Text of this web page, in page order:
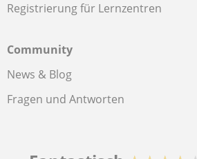
Registrierung für Lernzentren
Community
News & Blog
Fragen und Antworten